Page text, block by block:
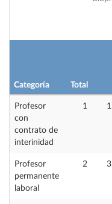
Categoría Total
Profesor
con
contrato de
interinidad
1
Profesor
permanente
laboral
2